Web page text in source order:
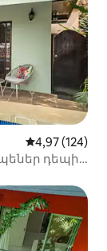
Միջին
4,97 (124)
դեպի